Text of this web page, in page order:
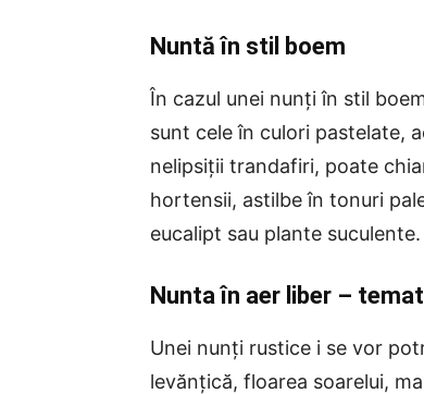
Nuntă în stil boem
În cazul unei nunți în stil
sunt cele în culori pastelate,
nelipsiții trandafiri, poate
hortensii, astilbe în tonuri
eucalipt sau plante suculente.
Nunta în aer liber –
Unei nunți rustice i se vor
levănțică, floarea soarelui,